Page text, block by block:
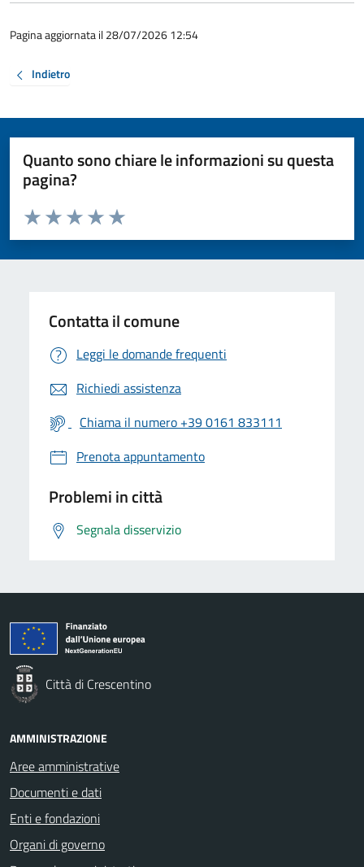
Pagina aggiornata il 28/07/2026 12:54
Indietro
Quanto sono chiare le informazioni su questa
pagina?
Valuta da 1 a 5 stelle la pagina
Valuta 5 stelle su 5
Valuta 4 stelle su 5
Valuta 3 stelle su 5
Valuta 2 stelle su 5
Valuta 1 stelle su 5
Contatta il comune
Leggi le domande frequenti
Richiedi assistenza
Chiama il numero +39 0161 833111
Prenota appuntamento
Problemi in città
Segnala disservizio
Città di Crescentino
AMMINISTRAZIONE
Aree amministrative
Documenti e dati
Enti e fondazioni
Organi di governo